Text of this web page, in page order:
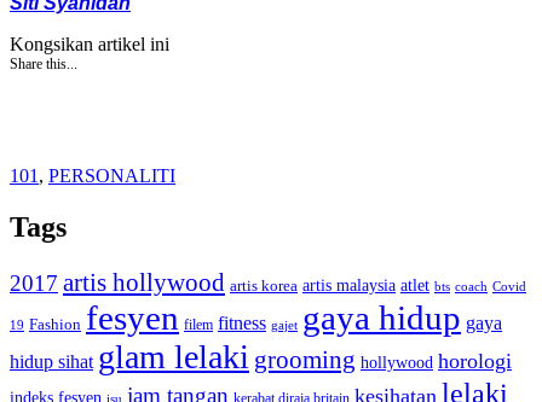
Kongsikan artikel ini
Share this...
101 , PERSONALITI
Tags
2017 artis hollywood artis korea artis malaysia atlet bts coach Covid
19 Fashion fesyen filem fitness gajet gaya hidup gaya
hidup sihat glam lelaki grooming hollywood horologi
indeks fesyen isu jam tangan kerabat diraja britain kesihatan lelaki